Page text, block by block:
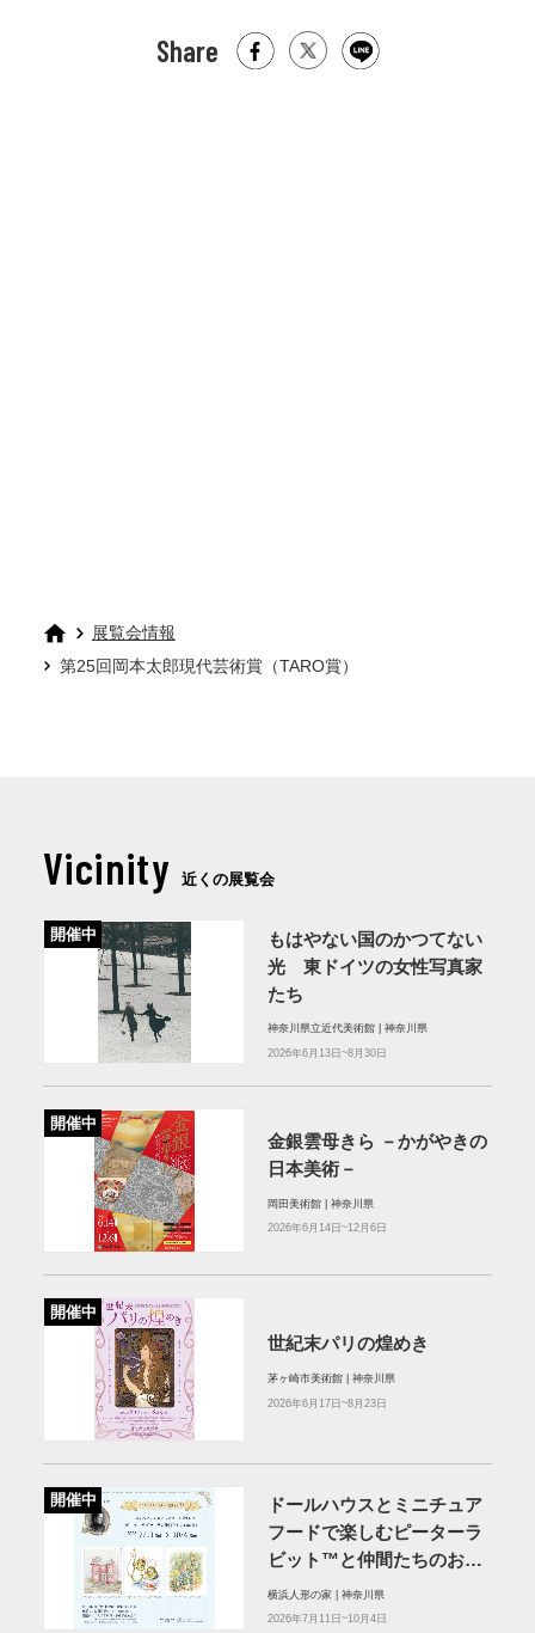
Share
展覧会情報
第25回岡本太郎現代芸術賞（TARO賞）
Vicinity 近くの展覧会
開催中
もはやない国のかつてない
光 東ドイツの女性写真家
たち
神奈川県立近代美術館 | 神奈川県
2026年6月13日~8月30日
開催中
金銀雲母きら －かがやきの
日本美術－
岡田美術館 | 神奈川県
2026年6月14日~12月6日
開催中
世紀末パリの煌めき
茅ヶ崎市美術館 | 神奈川県
2026年6月17日~8月23日
開催中
ドールハウスとミニチュア
フードで楽しむピーターラ
ビット™と仲間たちのおは
なし
横浜人形の家 | 神奈川県
2026年7月11日~10月4日